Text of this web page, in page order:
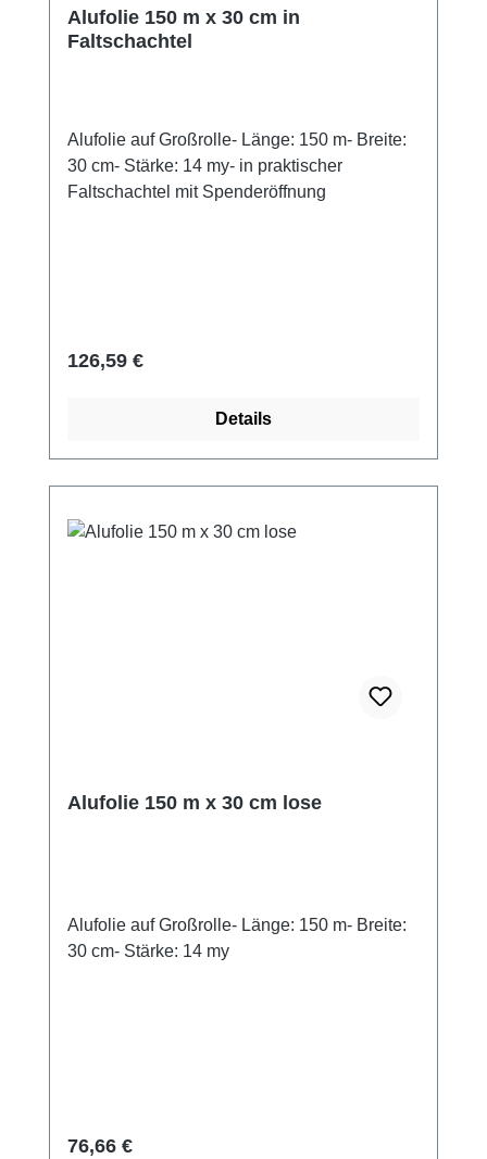
Sortiment verfügbar – passend für jede
Anwendung.Jetzt hochwertige Vakuumbeutel
Alufolie 150 m x 30 cm in
Faltschachtel
Alufolie auf Großrolle- Länge: 150 m- Breite:
30 cm- Stärke: 14 my- in praktischer
Faltschachtel mit Spenderöffnung
Regulärer Preis:
126,59 €
Details
Alufolie 150 m x 30 cm lose
Alufolie auf Großrolle- Länge: 150 m- Breite:
30 cm- Stärke: 14 my
Regulärer Preis:
76,66 €